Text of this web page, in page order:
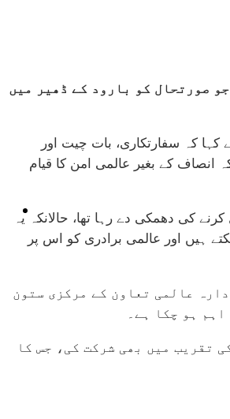
ٹیکنالوجی
صورتحال کو بارود کے ڈھیر میں
کہ سفارتکاری، بات چیت اور
انصاف کے بغیر عالمی امن کا قیام
کی دھمکی دے رہا تھا، حالانکہ یہ
سکتے ہیں اور عالمی برادری کو اس پر
عالمی تعاون کے مرکزی ستون
ہو چکا ہے۔
تقریب میں بھی شرکت کی، جس کا